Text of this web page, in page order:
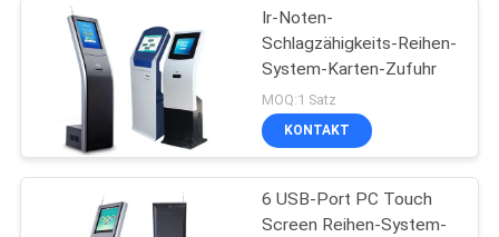
Ir-Noten-
Schlagzähigkeits-Reihen-
System-Karten-Zufuhr
MOQ:1 Satz
KONTAKT
6 USB-Port PC Touch
Screen Reihen-System-